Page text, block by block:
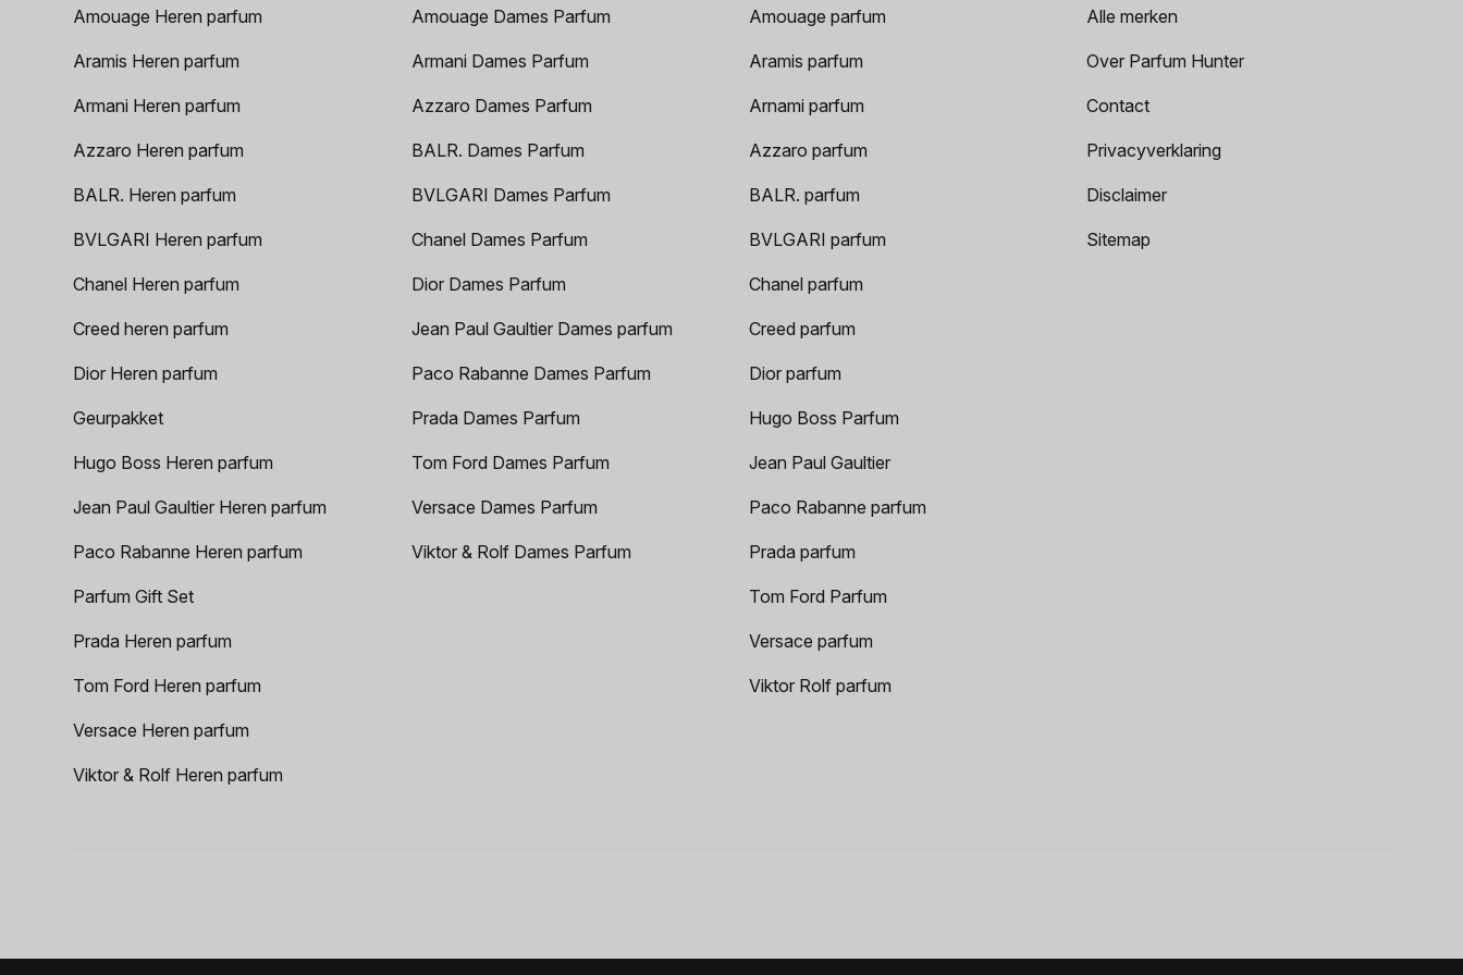
Amouage Heren parfum
Aramis Heren parfum
Armani Heren parfum
Azzaro Heren parfum
BALR. Heren parfum
BVLGARI Heren parfum
Chanel Heren parfum
Creed heren parfum
Dior Heren parfum
Geurpakket
Hugo Boss Heren parfum
Jean Paul Gaultier Heren parfum
Paco Rabanne Heren parfum
Parfum Gift Set
Prada Heren parfum
Tom Ford Heren parfum
Versace Heren parfum
Viktor & Rolf Heren parfum
Amouage Dames Parfum
Armani Dames Parfum
Azzaro Dames Parfum
BALR. Dames Parfum
BVLGARI Dames Parfum
Chanel Dames Parfum
Dior Dames Parfum
Jean Paul Gaultier Dames parfum
Paco Rabanne Dames Parfum
Prada Dames Parfum
Tom Ford Dames Parfum
Versace Dames Parfum
Viktor & Rolf Dames Parfum
Amouage parfum
Aramis parfum
Arnami parfum
Azzaro parfum
BALR. parfum
BVLGARI parfum
Chanel parfum
Creed parfum
Dior parfum
Hugo Boss Parfum
Jean Paul Gaultier
Paco Rabanne parfum
Prada parfum
Tom Ford Parfum
Versace parfum
Viktor Rolf parfum
Alle merken
Over Parfum Hunter
Contact
Privacyverklaring
Disclaimer
Sitemap